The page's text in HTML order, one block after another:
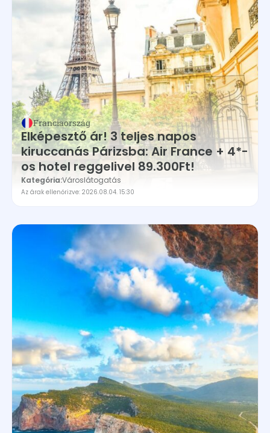
Franciaország
Elképesztő ár! 3 teljes napos
kiruccanás Párizsba: Air France + 4*-
os hotel reggelivel 89.300Ft!
Kategória:Városlátogatás
Az árak ellenőrizve: 2026.08.04. 15:30